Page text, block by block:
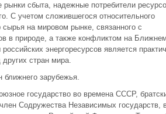
сбыта, надежные потребители
С учетом сложившегося относительного
на мировом рынке, связанного с
в природе, а также конфликтом на
энергоресурсов является
стран мира.
ближнего зарубежья.
государство во времена СССР,
Содружества Независимых государств,